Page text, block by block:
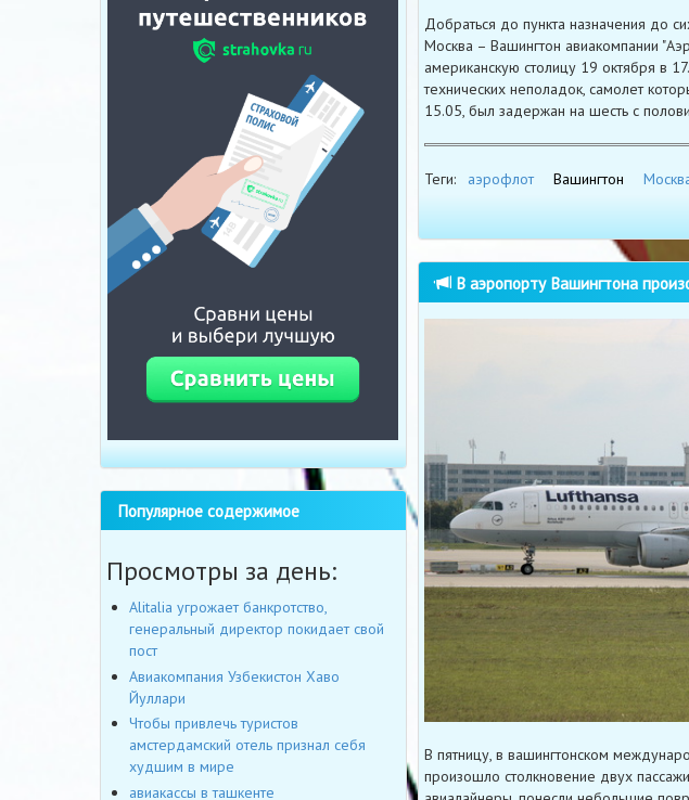
Добраться до пункта назначения до
Москва – Вашингтон авиакомпании
американскую столицу 19 октября в
технических неполадок, самолет
15.05, был задержан на шесть с
Теги: аэрофлот Вашингтон
В аэропорту Вашингтона
В пятницу, в вашингтонском
произошло столкновение двух
Популярное содержимое
Просмотры за день:
Alitalia угрожает банкротство,
генеральный директор покидает свой
пост
Авиакомпания Узбекистон Хаво
Йуллари
Чтобы привлечь туристов
амстердамский отель признал себя
худшим в мире
авиакассы в ташкенте